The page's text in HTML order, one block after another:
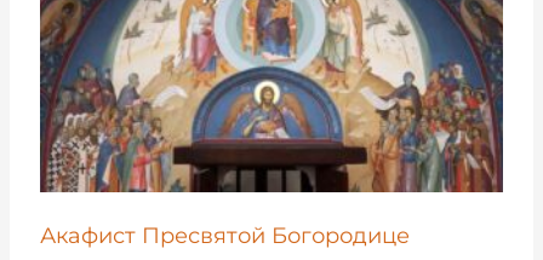
Акафист Пресвятой Богородице